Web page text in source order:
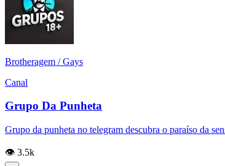
Brotheragem / Gays
Canal
Grupo Da Punheta
Grupo da punheta no telegram descubra o paraíso da
👁️ 3.5k